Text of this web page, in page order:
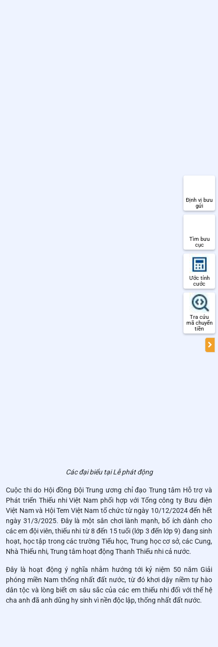
Các đại biểu tại Lễ phát động
Cuộc thi do Hội đồng Đội Trung ương chỉ đạo Trung tâm Hỗ trợ và
Phát triển Thiếu nhi Việt Nam phối hợp với Tổng công ty Bưu điện
Việt Nam và Hội Tem Việt Nam tổ chức từ ngày 10/12/2024 đến hết
ngày 31/3/2025. Đây là một sân chơi lành mạnh, bổ ích dành cho
các em đội viên, thiếu nhi từ 8 đến 15 tuổi (lớp 3 đến lớp 9) đang sinh
hoạt, học tập trong các trường Tiểu học, Trung học cơ sở, các Cung,
Nhà Thiếu nhi, Trung tâm hoạt động Thanh Thiếu nhi cả nước.
Đây là hoạt động ý nghĩa nhằm hướng tới kỷ niệm 50 năm Giải
phóng miền Nam thống nhất đất nước, từ đó khơi dậy niềm tự hào
dân tộc và lòng biết ơn sâu sắc của các em thiếu nhi đối với thế hệ
cha anh đã anh dũng hy sinh vì nền độc lập, thống nhất đất nước.
Định vị bưu
gửi
Tìm bưu
cục
Ước tính
cước
Tra cứu
mã chuyển
tiền